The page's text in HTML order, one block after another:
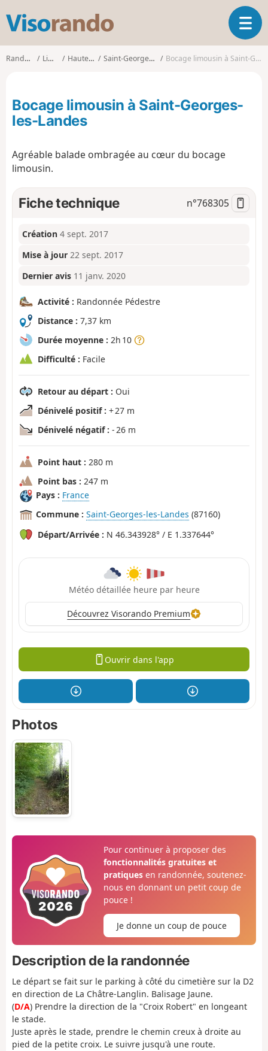
s
o
O
u
v
a
Randonnées Limousin Haute-Vienne Saint-Georges-les-Landes Bocage limousin à Saint-Georges-les-Landes
Bocage limousin à Saint-Georges-
les-Landes
Agréable balade ombragée au cœur du bocage
limousin.
Fiche technique n°768305
Création 4 sept. 2017
Mise à jour 22 sept. 2017
Dernier avis 11 janv. 2020
Activité : Randonnée Pédestre
Distance : 7,37 km
Durée moyenne : 2h 10
Difficulté : Facile
Retour au départ : Oui
Dénivelé positif : + 27 m
Dénivelé négatif : - 26 m
Point haut : 280 m
Point bas : 247 m
Pays : France
Commune : Saint-Georges-les-Landes (87160)
Départ/Arrivée : N 46.343928° / E 1.337644°
Météo détaillée heure par heure
Découvrez Visorando Premium
Ouvrir dans l'app
Photos
Pour continuer à proposer des
fonctionnalités gratuites et
pratiquesen randonnée, soutenez-
nous en donnant un petit coup de
pouce !
Je donne un coup de pouce
Description de la randonnée
Le départ se fait sur le parking à côté du cimetière sur la D2
en direction de La Châtre-Langlin. Balisage Jaune.
(D/A) Prendre la direction de la "Croix Robert" en longeant
le stade.
Juste après le stade, prendre le chemin creux à droite au
pied de la petite croix. Le suivre jusqu'à une route.